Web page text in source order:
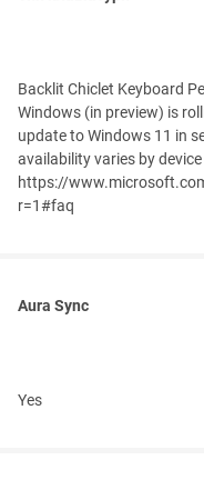
Backlit Chiclet Keyboard
Windows (in preview) is
update to Windows 11 in
availability varies by
https://
r=1#faq
Aura Sync
Yes